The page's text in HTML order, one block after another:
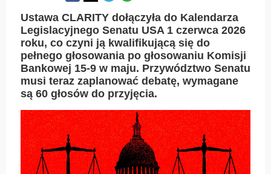
Ustawa CLARITY dołączyła do Kalendarza
Legislacyjnego Senatu USA 1 czerwca 2026
roku, co czyni ją kwalifikującą się do
pełnego głosowania po głosowaniu Komisji
Bankowej 15-9 w maju. Przywództwo Senatu
musi teraz zaplanować debatę, wymagane
są 60 głosów do przyjęcia.